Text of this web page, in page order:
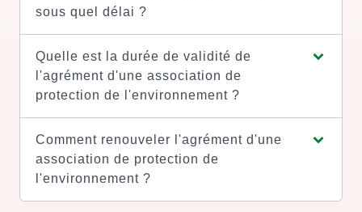
sous quel délai ?
Quelle est la durée de validité de
l'agrément d'une association de
protection de l'environnement ?
Comment renouveler l'agrément d'une
association de protection de
l'environnement ?